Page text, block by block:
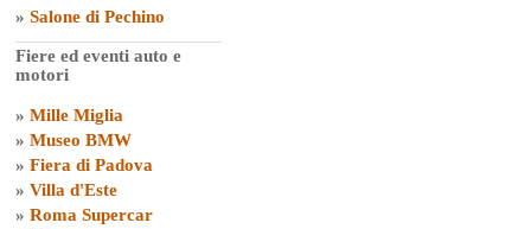
» Salone di Pechino
Fiere ed eventi auto e
motori
» Mille Miglia
» Museo BMW
» Fiera di Padova
» Villa d'Este
» Roma Supercar